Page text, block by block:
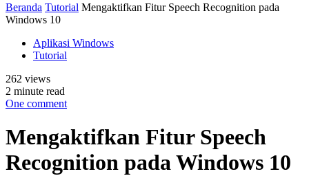
Beranda Tutorial Mengaktifkan Fitur Speech Recognition pada
Windows 10
Aplikasi Windows
Tutorial
262 views
2 minute read
One comment
Mengaktifkan Fitur Speech
Recognition pada Windows 10